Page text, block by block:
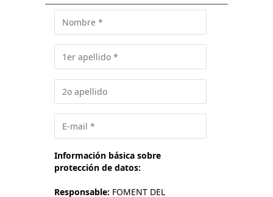
Información básica sobre
protección de datos:
Responsable: FOMENT DEL